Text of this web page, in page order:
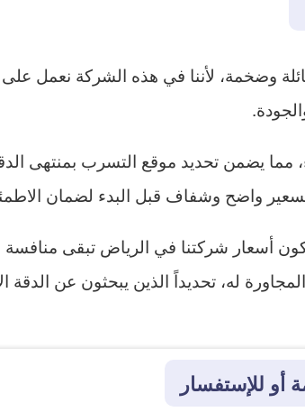
وضخمة، لأننا في هذه الشركة نعمل على
يضمن تحديد موقع التسرب بمنتهى
واضح وشفاف قبل البدء لضمان
أسعار شركتنا في الرياض تبقى منافسة
له، تحديداً الذين يبحثون عن الدقة
أو للإستفسار